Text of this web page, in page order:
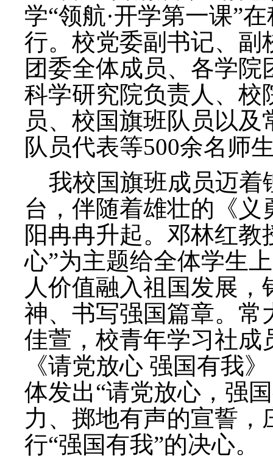
学“领航·开学第一课”在
行。校党委副书记、副
团委全体成员、各学院
科学研究院负责人、 校
员、校国旗班队员以及
队员代表等500余名师
我校国旗班成员迈着
台，伴随着雄壮的《
阳冉冉升起。 邓林红教
心”为主题给全体学生
人价值融入祖国发展
神、书写强国篇章。 常
佳萱，校青年学习社成
《请党放心 强国有我
体发出“请党放心，强
力、掷地有声的宣誓，
行“强国有我”的决心。